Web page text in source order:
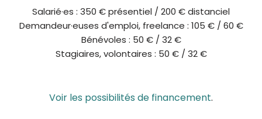
Salarié·es : 350 € présentiel / 200 € distanciel
Demandeur·euses d'emploi, freelance : 105 € / 60 €
Bénévoles : 50 € / 32 €
Stagiaires, volontaires : 50 € / 32 €
Voir les possibilités de financement.